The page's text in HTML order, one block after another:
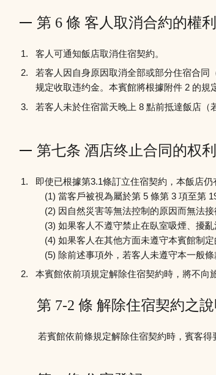
第 6 條 客人取消合約的權利
客人可通知飯店取消住宿契約。
若客人因自身原因取消全部或部分住宿合同
规定收取违约金。本賓館將根據附件 2 的規
若客人未於住宿當天晚上 8 點前抵達飯店（
第七条 酒店终止合同的权利
即使已根據第3.1條訂立住宿契約，本飯店
當客戶被視為屬於第 5 條第 3 項至第
因自然災害等無法控制的原因而無法接
如果客人不遵守禁止在臥室吸煙、擾
如果客人在其他方面未遵守本賓館制定
除前述事項外，若客人未遵守本一般條
本賓館依前項規定解除住宿契約時，將不向
第 7-2 條 解除住宿契約之說
若賓館依前條規定解除住宿契約時，賓客得